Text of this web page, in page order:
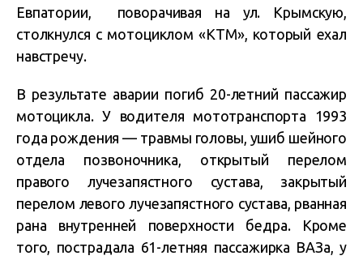
Евпатории, поворачивая на ул. Крымскую,
столкнулся с мотоциклом «КТМ», который ехал
навстречу.
В результате аварии погиб 20-летний пассажир
мотоцикла. У водителя мототранспорта 1993
года рождения — травмы головы, ушиб шейного
отдела позвоночника, открытый перелом
правого лучезапястного сустава, закрытый
перелом левого лучезапястного сустава, рванная
рана внутренней поверхности бедра. Кроме
того, пострадала 61-летняя пассажирка ВАЗа, у